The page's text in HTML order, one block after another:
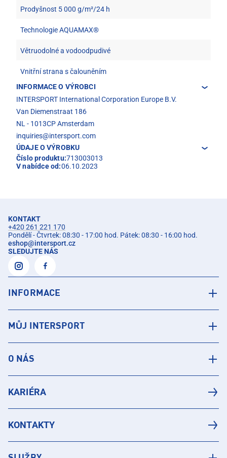
Prodyšnost 5 000 g/m²/24 h
Technologie AQUAMAX®
Větruodolné a vodoodpudivé
Vnitřní strana s čalouněním
INFORMACE O VÝROBCI
INTERSPORT International Corporation Europe B.V.
Van Diemenstraat 186
NL - 1013CP Amsterdam
inquiries@intersport.com
ÚDAJE O VÝROBKU
Číslo produktu:713003013
V nabídce od:06.10.2023
KONTAKT
+420 261 221 170
Pondělí - Čtvrtek: 08:30 - 17:00 hod. Pátek: 08:30 - 16:00 hod.
eshop@intersport.cz
SLEDUJTE NÁS
INFORMACE
MŮJ INTERSPORT
O NÁS
KARIÉRA
KONTAKTY